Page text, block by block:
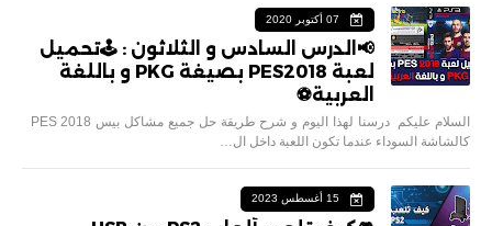
07 أكتوبر 2020
📢الدرس السادس و الثلاثون : 🕹تحميل
لعبة PES2018 بصيغة PKG و باللغة
العربية⚽️
كالشاشة السوداء عندما تكون اللعبة داخل ال…
15 أغسطس 2023